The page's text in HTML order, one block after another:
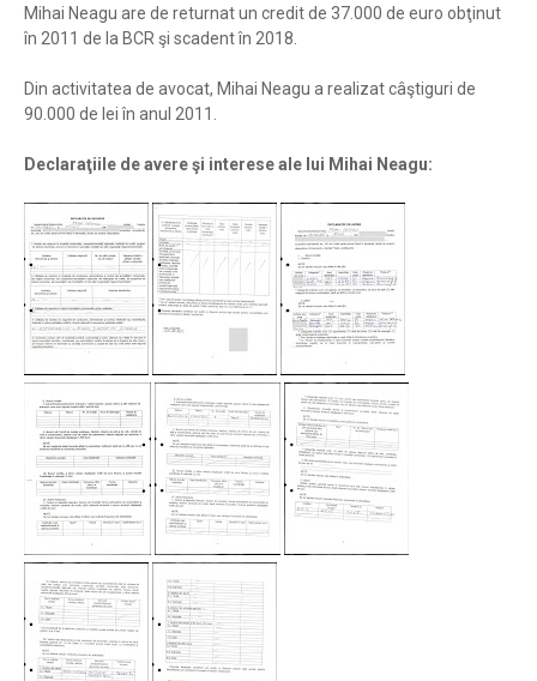
Mihai Neagu are de returnat un credit de 37.000 de euro obţinut
în 2011 de la BCR şi scadent în 2018.
Din activitatea de avocat, Mihai Neagu a realizat câştiguri de
90.000 de lei în anul 2011.
Declaraţiile de avere şi interese ale lui Mihai Neagu: